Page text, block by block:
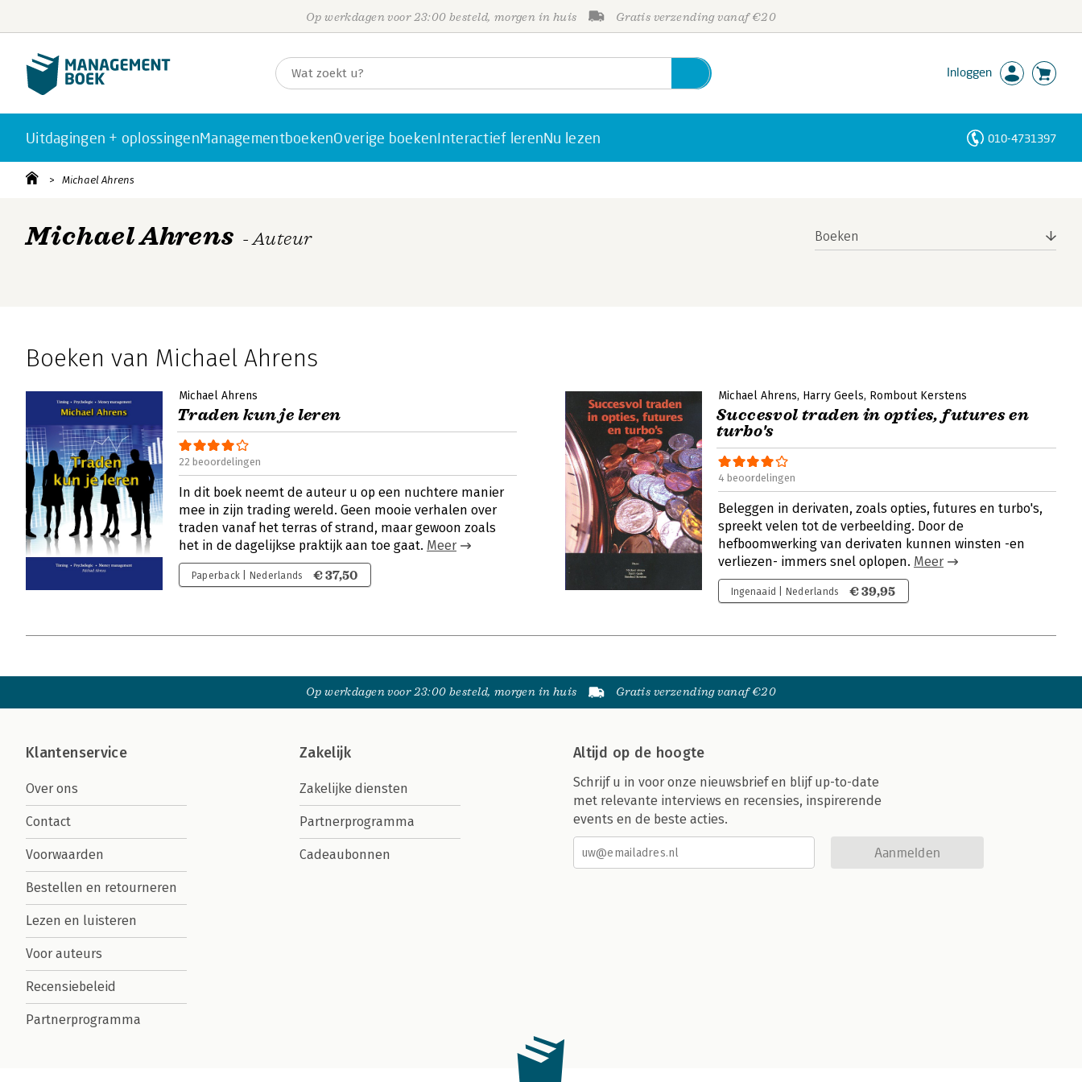
Op werkdagen voor 23:00 besteld, morgen in huis Gratis verzending vanaf €20
Inloggen
Uitdagingen + oplossingenManagementboekenOverige boekenInteractief lerenNu lezen 010-4731397
Michael Ahrens
Michael Ahrens - Auteur Boeken
Boeken van Michael Ahrens
Michael Ahrens
Traden kun je leren
22 beoordelingen
In dit boek neemt de auteur u op een nuchtere manier
mee in zijn trading wereld. Geen mooie verhalen over
traden vanaf het terras of strand, maar gewoon zoals
het in de dagelijkse praktijk aan toe gaat. Meer
Paperback | Nederlands € 37,50
Michael Ahrens Harry Geels Rombout Kerstens
Succesvol traden in opties, futures en
turbo's
4 beoordelingen
Beleggen in derivaten, zoals opties, futures en turbo's,
spreekt velen tot de verbeelding. Door de
hefboomwerking van derivaten kunnen winsten -en
verliezen- immers snel oplopen. Meer
Ingenaaid | Nederlands € 39,95
Op werkdagen voor 23:00 besteld, morgen in huis Gratis verzending vanaf €20
Klantenservice
Over ons
Contact
Voorwaarden
Bestellen en retourneren
Lezen en luisteren
Voor auteurs
Recensiebeleid
Partnerprogramma
Zakelijk
Zakelijke diensten
Partnerprogramma
Cadeaubonnen
Altijd op de hoogte
Schrijf u in voor onze nieuwsbrief en blijf up-to-date
met relevante interviews en recensies, inspirerende
events en de beste acties.
Aanmelden
Personen